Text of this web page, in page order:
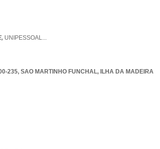
UNIPESSOAL...
235, SAO MARTINHO FUNCHAL, ILHA DA MADEIRA